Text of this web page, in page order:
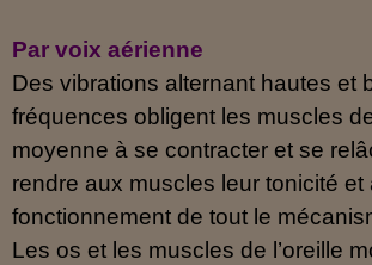
Par voix aérienne
Des vibrations alternant hautes et
fréquences obligent les muscles
moyenne à se contracter et se
rendre aux muscles leur tonicité et
fonctionnement de tout le
Les os et les muscles de l’oreille